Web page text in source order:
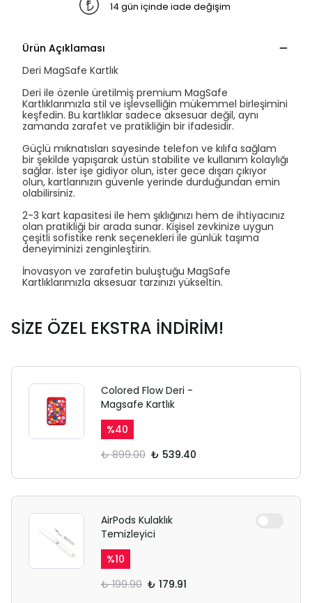
14 gün içinde iade değişim
Ürün Açıklaması
Deri MagSafe Kartlık
Deri ile özenle üretilmiş premium MagSafe
Kartlıklarımızla stil ve işlevselliğin mükemmel birleşimini
keşfedin. Bu kartlıklar sadece aksesuar değil, aynı
zamanda zarafet ve pratikliğin bir ifadesidir.
Güçlü mıknatısları sayesinde telefon ve kılıfa sağlam
bir şekilde yapışarak üstün stabilite ve kullanım kolaylığı
sağlar. İster işe gidiyor olun, ister gece dışarı çıkıyor
olun, kartlarınızın güvenle yerinde durduğundan emin
olabilirsiniz.
2-3 kart kapasitesi ile hem şıklığınızı hem de ihtiyacınız
olan pratikliği bir arada sunar. Kişisel zevkinize uygun
çeşitli sofistike renk seçenekleri ile günlük taşıma
deneyiminizi zenginleştirin.
İnovasyon ve zarafetin buluştuğu MagSafe
Kartlıklarımızla aksesuar tarzınızı yükseltin.
SİZE ÖZEL EKSTRA İNDİRİM!
Colored Flow Deri -
Magsafe Kartlık
%40
₺ 899.00 ₺ 539.40
AirPods Kulaklık
Temizleyici
%10
₺ 199.90 ₺ 179.91
SAFARİ GİZLİ SEKME
UYARISI
Ödeme ekranı gizli sekmede
açılmayabilir.
sekmesinden giriş yapın.